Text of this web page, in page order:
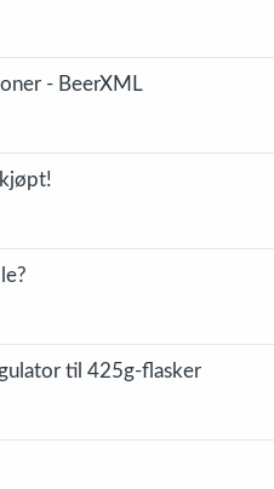
- BeerXML
til 425g-flasker